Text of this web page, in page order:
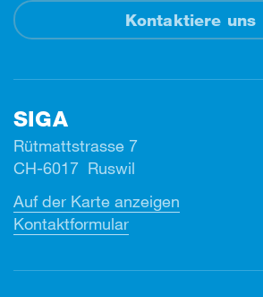
Kontaktiere uns
SIGA
Rütmattstrasse 7
CH-6017 Ruswil
Auf der Karte anzeigen
Kontaktformular